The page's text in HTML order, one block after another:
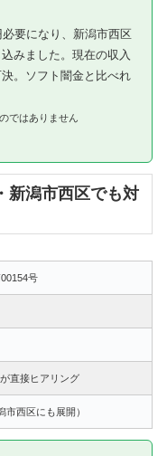
要になり、新潟市西区
みました。現在の収入
。ソフト闇金と比べれ
ではありません
新潟市西区でも対
号
直接ヒアリング
市西区にも展開）